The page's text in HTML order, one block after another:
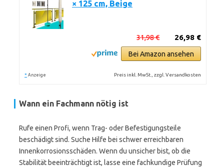
× 125 cm, Beige
26,98 €
31,98 €
Bei Amazon ansehen
* Anzeige Preis inkl. MwSt., zzgl. Versandkosten
Wann ein Fachmann nötig ist
Rufe einen Profi, wenn Trag- oder Befestigungsteile
beschädigt sind. Suche Hilfe bei schwer erreichbaren
Innenkorrosionsschäden. Wenn du unsicher bist, ob die
Stabilität beeinträchtigt ist, lasse eine fachkundige Prüfung